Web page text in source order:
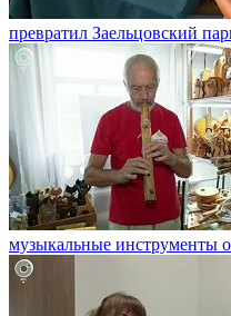
превратил Заельцовский
музыкальные инструменты